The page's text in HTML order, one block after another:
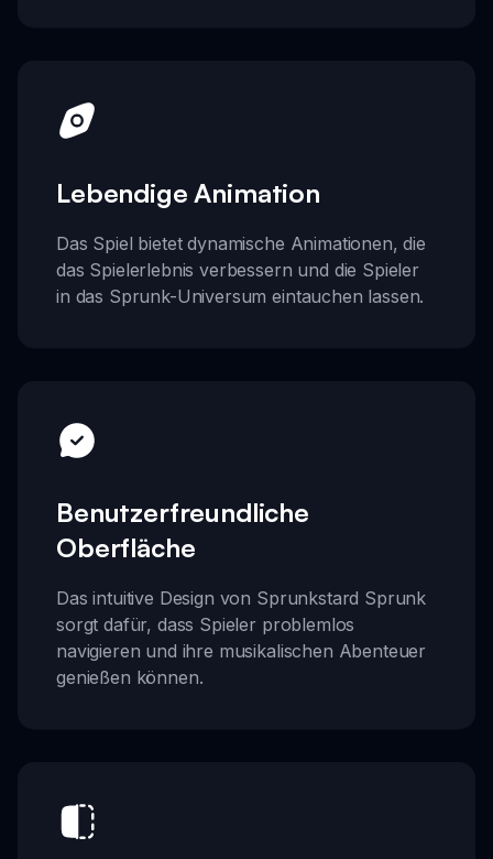
Lebendige Animation
Das Spiel bietet dynamische Animationen, die
das Spielerlebnis verbessern und die Spieler
in das Sprunk-Universum eintauchen lassen.
Benutzerfreundliche
Oberfläche
Das intuitive Design von Sprunkstard Sprunk
sorgt dafür, dass Spieler problemlos
navigieren und ihre musikalischen Abenteuer
genießen können.